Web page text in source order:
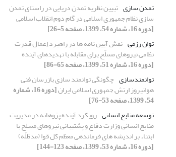
تمدن سازی تبیین نظریه تمدن دریایی در راستای تمدن
سازی نظام جمهوری اسلامی در گام دوم انقلاب اسلامی
[دوره 16، شماره 54، 1399، صفحه 5-26]
توان رزمی نقش آیین نامه ها در راهبرد اِعمال قدرت
نظامی نیروهای مسلّح برای مقابله با تهدیدهای آینده
[دوره 16، شماره 51، 1399، صفحه 65-86]
توانمندسازی چگونگی توانمند سازی بازرسان فنی
هوانیروز ارتش جمهوری اسلامی ایران [دوره 16، شماره
54، 1399، صفحه 53-76]
توسعه منابع انسانی رویکرد آینده پژوهانه در مدیریت
منابع انسانی وزارت دفاع و پشتیبانی نیروهای مسلح با
ابتناء بر اندیشه های فرماندهی معظم کل قوا (مدظلّه)
[دوره 16، شماره 53، 1399، صفحه 123-144]